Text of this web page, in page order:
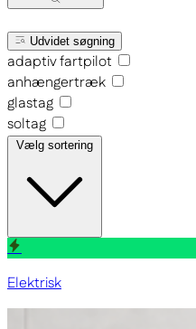
Udvidet søgning
adaptiv fartpilot
anhængertræk
glastag
soltag
Vælg sortering
Elektrisk